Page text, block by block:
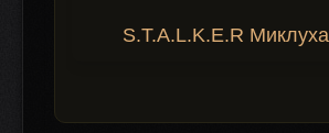
S.T.A.L.K.E.R Миклуха